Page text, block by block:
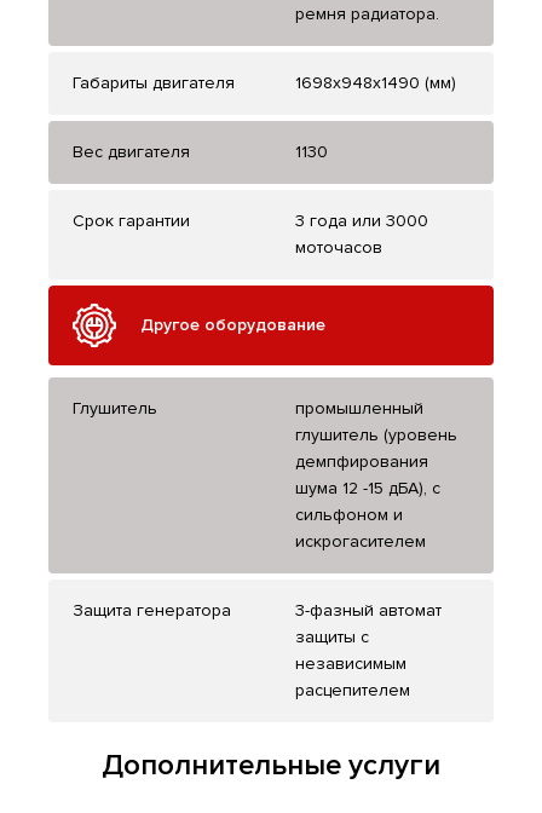
ремня радиатора.
Габариты двигателя 1698х948х1490 (мм)
Вес двигателя 1130
Срок гарантии
3 года или 3000
моточасов
Другое оборудование
Глушитель
промышленный
глушитель (уровень
демпфирования
шума 12 -15 дБА), с
сильфоном и
искрогасителем
Защита генератора
3-фазный автомат
защиты с
независимым
расцепителем
Дополнительные услуги